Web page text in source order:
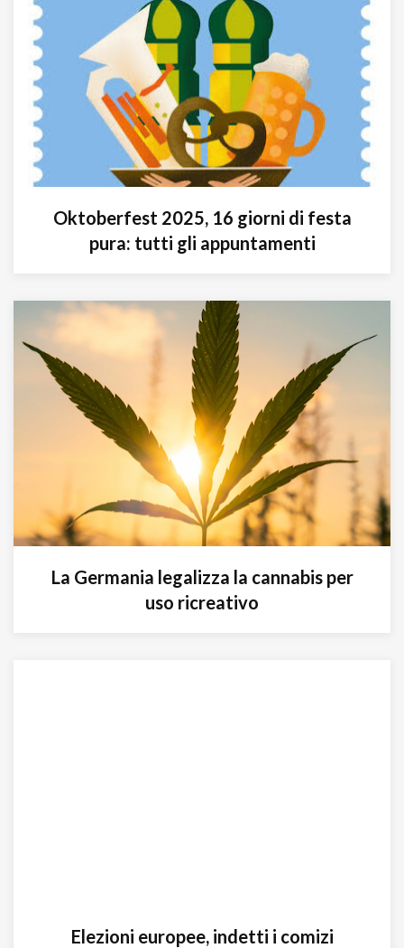
Oktoberfest 2025, 16 giorni di festa
pura: tutti gli appuntamenti
La Germania legalizza la cannabis per
uso ricreativo
Elezioni europee, indetti i comizi